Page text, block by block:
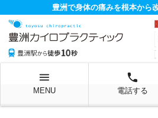
豊洲で身体の痛みを根本から
menu
MENU
local_phone
電話する